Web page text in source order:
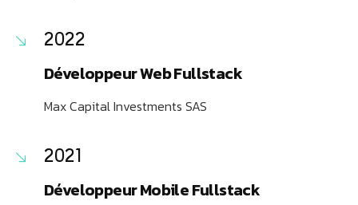
2022
Développeur Web Fullstack
Max Capital Investments SAS
2021
Développeur Mobile Fullstack